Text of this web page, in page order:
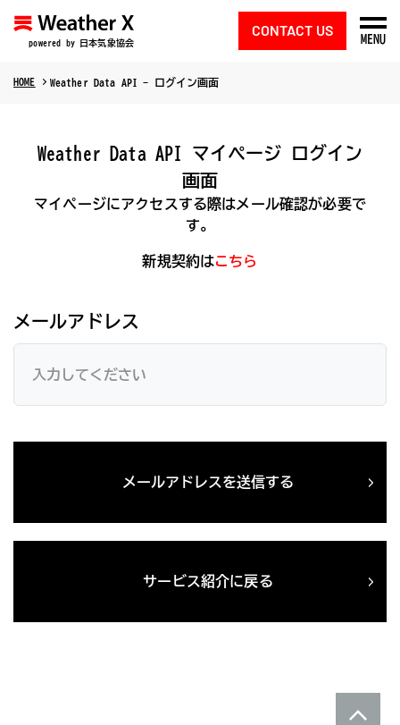
powered by 日本気象協会 MENU
CONTACT US
HOME Weather Data API - ログイン画面
Weather Data API マイページ ログイン
画面
マイページにアクセスする際はメール確認が必要で
す。
新規契約はこちら
メールアドレス
メールアドレスを送信する
サービス紹介に戻る